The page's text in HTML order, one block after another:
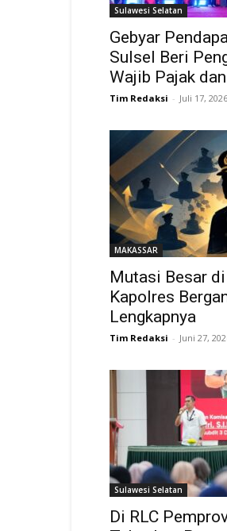
Sulawesi Selatan
Gebyar
Sulsel Beri
Wajib Pajak
Tim Redaksi - Juli 17, 2026
MAKASSAR
Mutasi Besar
Kapolres
Lengkapnya
Tim Redaksi - Juni 27,
Sulawesi Selatan
Di RLC